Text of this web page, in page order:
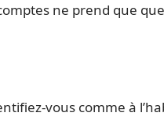
ne prend que
vous comme à